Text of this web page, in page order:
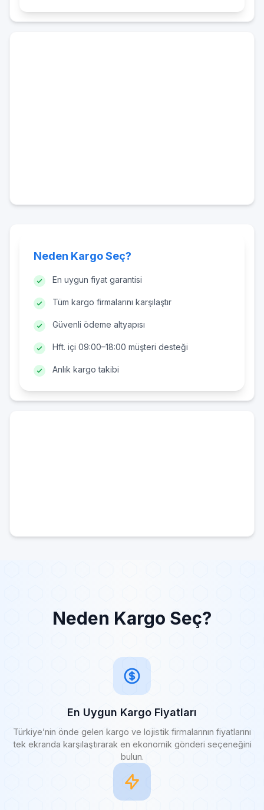
Neden Kargo Seç?
En uygun fiyat garantisi
Tüm kargo firmalarını karşılaştır
Güvenli ödeme altyapısı
Hft. içi 09:00–18:00 müşteri desteği
Anlık kargo takibi
Neden Kargo Seç?
En Uygun Kargo Fiyatları
Türkiye’nin önde gelen kargo ve lojistik firmalarının fiyatlarını
tek ekranda karşılaştırarak en ekonomik gönderi seçeneğini
bulun.